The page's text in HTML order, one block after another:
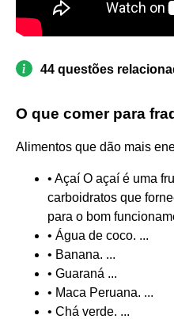
44 questões
O que comer para
Alimentos que dão mais
• Açaí O açaí é uma
carboidratos que
para o bom
• Água de coco. ...
• Banana. ...
• Guaraná ...
• Maca Peruana. ...
• Chá verde. ...